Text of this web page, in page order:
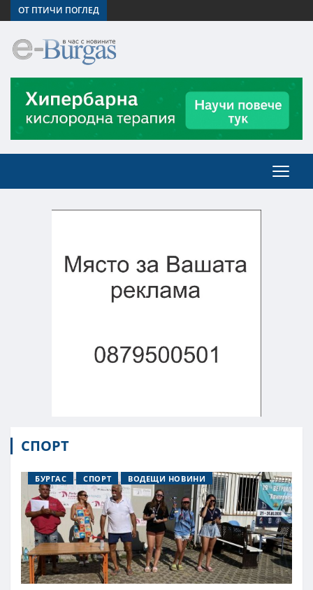
ОТ ПТИЧИ ПОГЛЕД
СПОРТ
БУРГАС СПОРТ ВОДЕЩИ НОВИНИ